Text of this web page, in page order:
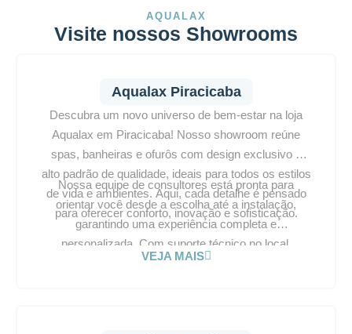
AQUALAX
Visite nossos Showrooms
Aqualax Piracicaba
Descubra um novo universo de bem-estar na loja
Aqualax em Piracicaba! Nosso showroom reúne
spas, banheiras e ofurôs com design exclusivo e
alto padrão de qualidade, ideais para todos os estilos
de vida e ambientes. Aqui, cada detalhe é pensado
para oferecer conforto, inovação e sofisticação.
Nossa equipe de consultores está pronta para
orientar você desde a escolha até a instalação,
garantindo uma experiência completa e
personalizada. Com suporte técnico no local,
oferecemos atendimento ágil e especializado. Visite
VEJA MAIS